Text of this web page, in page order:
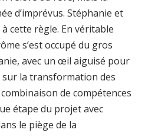
d’imprévus. Stéphanie et
cette règle. En véritable
s’est occupé du gros
avec un œil aiguisé pour
sur la transformation des
de compétences
étape du projet avec
le piège de la